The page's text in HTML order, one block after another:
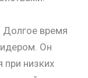
Долгое время
Он
при низких